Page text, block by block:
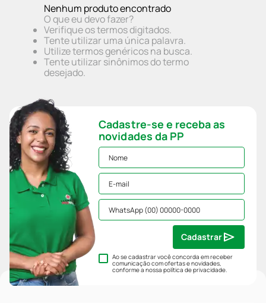
Nenhum produto encontrado
O que eu devo fazer?
Verifique os termos digitados.
Tente utilizar uma única palavra.
Utilize termos genéricos na busca.
Tente utilizar sinônimos do termo
desejado.
Cadastre-se e receba as
novidades da PP
Ao se cadastrar você concorda em receber
comunicação com ofertas e novidades,
conforme a nossapolítica de privacidade.
Cadastrar